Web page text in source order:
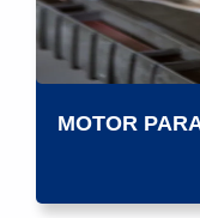
MOTOR